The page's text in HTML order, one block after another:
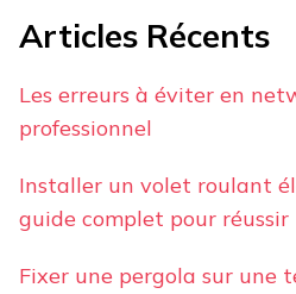
Articles Récents
Les erreurs à éviter en
professionnel
Installer un volet roulant
guide complet pour réussir
Fixer une pergola sur une